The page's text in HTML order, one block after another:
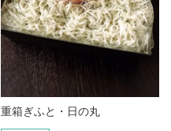
重箱ぎふと・日の丸